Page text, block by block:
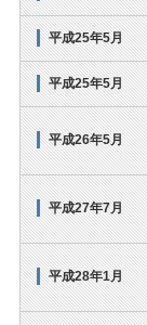
平成25年5月
平成25年5月
平成26年5月
平成27年7月
平成28年1月